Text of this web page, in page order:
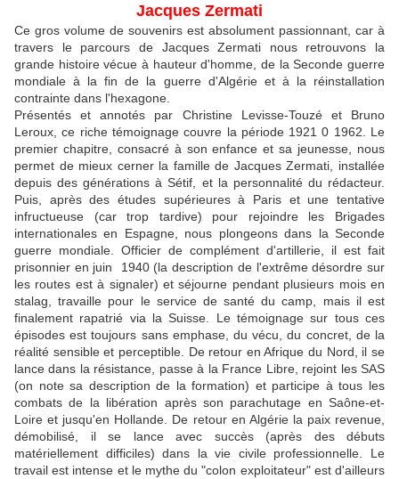
Jacques Zermati
Ce gros volume de souvenirs est absolument passionnant, car à
travers le parcours de Jacques Zermati nous retrouvons la
grande histoire vécue à hauteur d'homme, de la Seconde guerre
mondiale à la fin de la guerre d'Algérie et à la réinstallation
contrainte dans l'hexagone.
Présentés et annotés par Christine Levisse-Touzé et Bruno
Leroux, ce riche témoignage couvre la période 1921 0 1962. Le
premier chapitre, consacré à son enfance et sa jeunesse, nous
permet de mieux cerner la famille de Jacques Zermati, installée
depuis des générations à Sétif, et la personnalité du rédacteur.
Puis, après des études supérieures à Paris et une tentative
infructueuse (car trop tardive) pour rejoindre les Brigades
internationales en Espagne, nous plongeons dans la Seconde
guerre mondiale. Officier de complément d'artillerie, il est fait
prisonnier en juin 1940 (la description de l'extrême désordre sur
les routes est à signaler) et séjourne pendant plusieurs mois en
stalag, travaille pour le service de santé du camp, mais il est
finalement rapatrié via la Suisse. Le témoignage sur tous ces
épisodes est toujours sans emphase, du vécu, du concret, de la
réalité sensible et perceptible. De retour en Afrique du Nord, il se
lance dans la résistance, passe à la France Libre, rejoint les SAS
(on note sa description de la formation) et participe à tous les
combats de la libération après son parachutage en Saône-et-
Loire et jusqu'en Hollande. De retour en Algérie la paix revenue,
démobilisé, il se lance avec succès (après des débuts
matériellement difficiles) dans la vie civile professionnelle. Le
travail est intense et le mythe du "colon exploitateur" est d'ailleurs